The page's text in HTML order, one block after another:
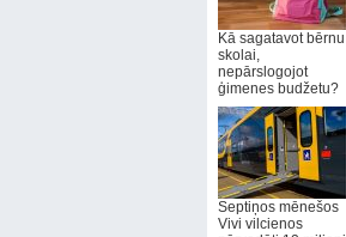
Kā sagatavot bērnu
skolai,
nepārslogojot
ģimenes budžetu?
Septiņos mēnešos
Vivi vilcienos